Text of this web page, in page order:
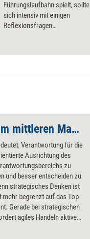
Führungslaufbahn spielt, sollte
sich intensiv mit einigen
Reflexionsfragen
Strategisch handeln im mittleren Management
Verantwortung für die
Ausrichtung des
zu
und besser entscheiden zu
strategisches Denken ist
mehr begrenzt auf das Top
Gerade bei strategischen
agiles Handeln aktive